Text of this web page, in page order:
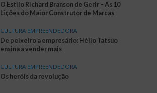
O Estilo Richard Branson de Gerir – As 10
Lições do Maior Construtor de Marcas
CULTURA EMPREENDEDORA
De peixeiro a empresário: Hélio Tatsuo
ensina a vender mais
CULTURA EMPREENDEDORA
Os heróis da revolução